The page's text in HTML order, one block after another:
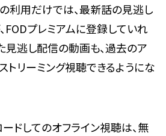
の利用だけでは、最新話の見逃し
FODプレミアムに登録していれ
見逃し配信の動画も、過去のア
トリーミング視聴できるようにな
ドしてのオフライン視聴は、無